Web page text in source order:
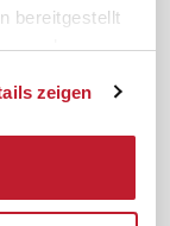
bereitgestellt
der
zeigen
uns